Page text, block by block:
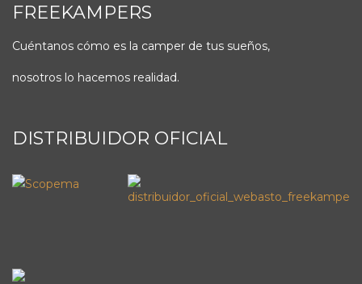
FREEKAMPERS
Cuéntanos cómo es la camper de tus sueños,
nosotros lo hacemos realidad.
DISTRIBUIDOR OFICIAL